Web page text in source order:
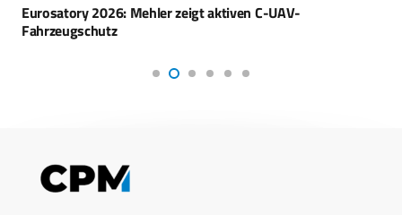
Eurosatory 2026: Mehler zeigt aktiven C-UAV-
Fahrzeugschutz